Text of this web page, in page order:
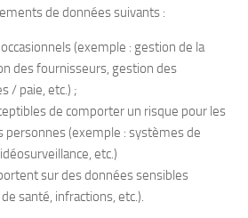
de données suivants :
(exemple : gestion de la
des fournisseurs, gestion des
/ paie, etc.) ;
de comporter un risque pour les
personnes (exemple : systèmes de
etc.)
sur des données sensibles
santé, infractions, etc.).